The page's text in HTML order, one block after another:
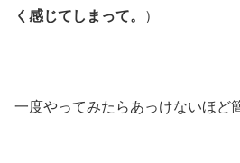
く感じてしまって。
）
一度やってみたらあっけないほど